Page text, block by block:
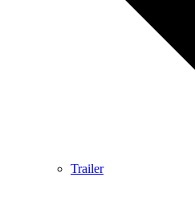
Trailer